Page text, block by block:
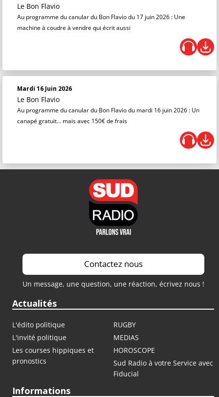
Le Bon Flavio
Au programme du canular du Bon Flavio du 17 juin 2026 : Une
machine à coudre à vendre qui écrit aussi
Mardi 16 Juin 2026
Le Bon Flavio
Au programme du canular du Bon Flavio du mardi 16 juin 2026 : Un
canapé gratuit... mais avec 150€ de frais
Contactez nous
Un message, une question, une réaction, écrivez nous !
Actualités
L'édito politique
RUGBY
L'invité politique
MEDIAS
Les courses hippiques et
pronostics
HOROSCOPE
Sud Radio à votre Service avec
Fiducial
Informations